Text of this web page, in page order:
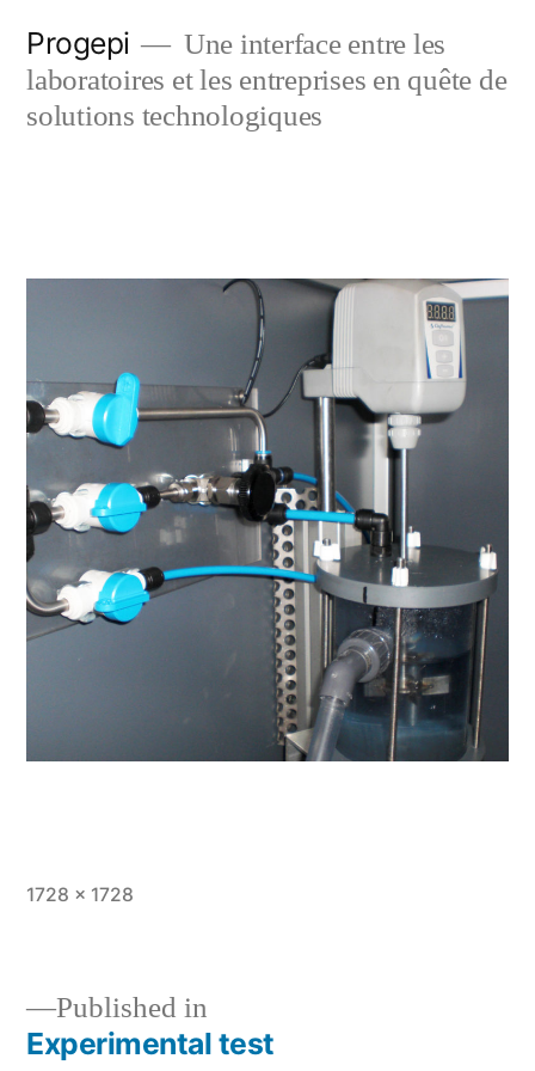
content
Progepi
Une interface entre les
laboratoires et les entreprises en quête de
solutions technologiques
Full
1728 × 1728
Published in
Experimental test